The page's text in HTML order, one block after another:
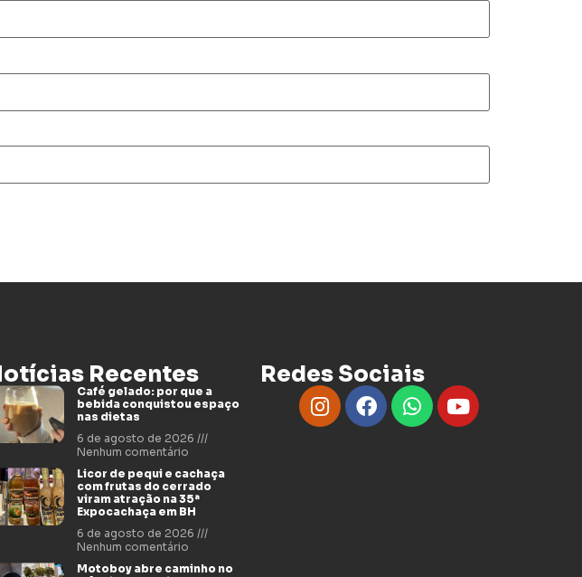
Recentes
Café gelado: por que a
bebida conquistou espaço
nas dietas
6 de agosto de 2026
Nenhum comentário
Licor de pequi e cachaça
com frutas do cerrado
viram atração na 35ª
Expocachaça em BH
6 de agosto de 2026
Nenhum comentário
Motoboy abre caminho no
Redes Sociais